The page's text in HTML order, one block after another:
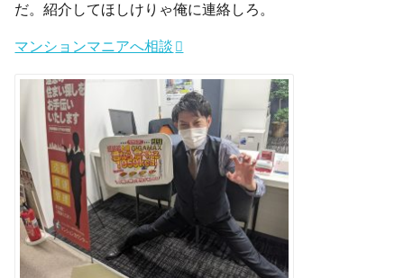
だ。紹介してほしけりゃ俺に連絡しろ。
マンションマニアへ相談